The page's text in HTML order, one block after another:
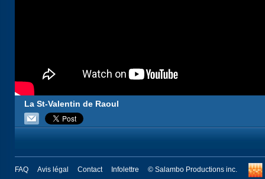
La St-Valentin de Raoul
FAQ Avis légal Contact Infolettre © Salambo Productions inc.